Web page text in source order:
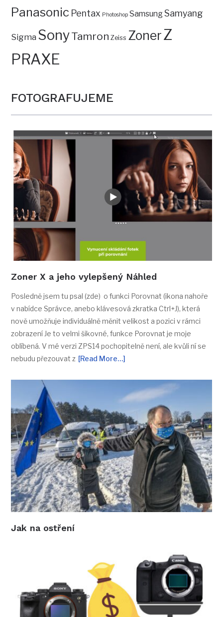
Panasonic Pentax Photoshop SamsungSamyang
Sigma SonyTamron Zeiss ZonerZ
PRAXE
FOTOGRAFUJEME
Zoner X a jeho vylepšený Náhled
Posledně jsem tu psal (zde) o funkci Porovnat (ikona nahoře
v nabídce Správce, anebo klávesová zkratka Ctrl+J), která
nově umožňuje individuálně měnit velikost a pozici v rámci
zobrazení Je to velmi šikovné, funkce Porovnat je moje
oblíbená. V mé verzi ZPS14 pochopitelně není, ale kvůli ní se
nebudu přezouvat z [Read More…]
Jak na ostření